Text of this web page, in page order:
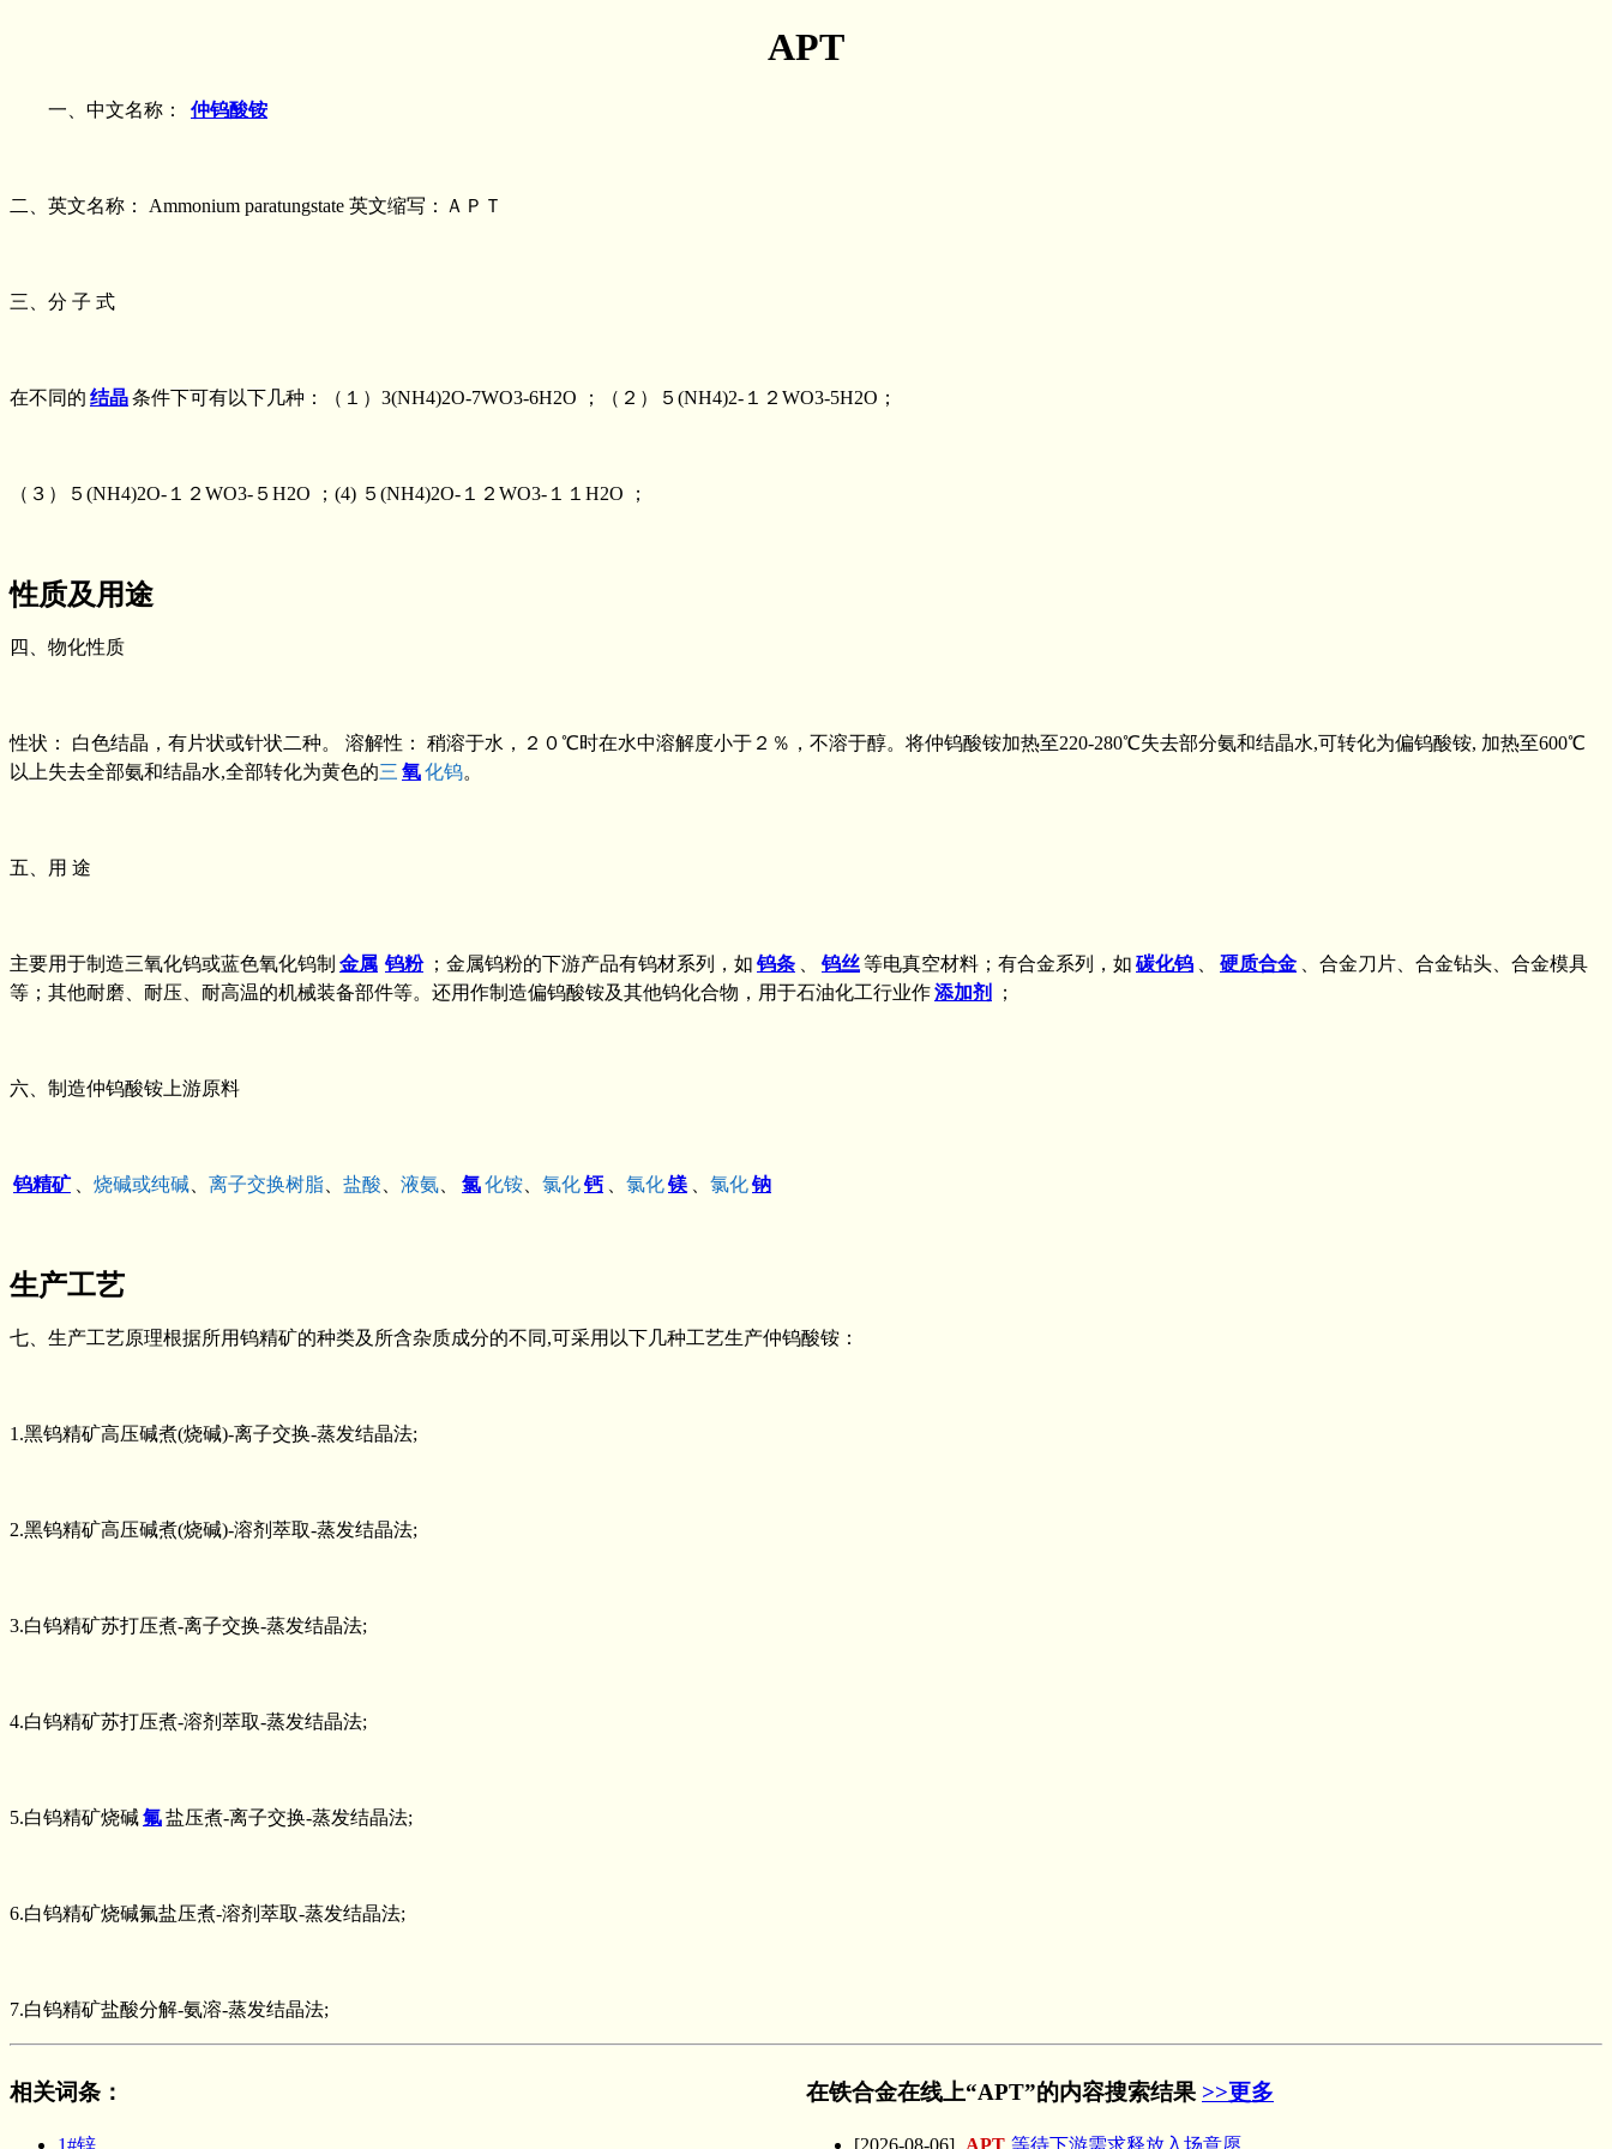
APT
一、中文名称： 仲钨酸铵
二、英文名称： Ammonium paratungstate 英文缩写：ＡＰＴ
三、分 子 式
在不同的 结晶条件下可有以下几种：（１）3(NH4)2O-7WO3-6H2O ；（２）５(NH4)2-１２WO3-5H2O；
（３）５(NH4)2O-１２WO3-５H2O ；(4) ５(NH4)2O-１２WO3-１１H2O ；
性质及用途
四、物化性质
性状： 白色结晶，有片状或针状二种。 溶解性： 稍溶于水，２０℃时在水中溶解度小于２％，不溶于醇。将仲钨酸铵加热至220-280℃失去部分氨和结晶水,可转化为偏钨酸铵, 加热至600℃
以上失去全部氨和结晶水,全部转化为黄色的三 氧化钨。
五、用 途
主要用于制造三氧化钨或蓝色氧化钨制 金属 钨粉 ；金属钨粉的下游产品有钨材系列，如 钨条 钨丝等电真空材料；有合金系列，如 碳化钨 硬质合金
、合金刀片、合金钻头、合金模具
等；其他耐磨、耐压、耐高温的机械装备部件等。还用作制造偏钨酸铵及其他钨化合物，用于石油化工行业作添加剂 ；
六、制造仲钨酸铵上游原料
钨精矿 烧碱或纯碱 离子交换树脂 盐酸 液氨 氯化铵 氯化钙 氯化镁 氯化钠
生产工艺
七、生产工艺原理根据所用钨精矿的种类及所含杂质成分的不同,可采用以下几种工艺生产仲钨酸铵：
1.黑钨精矿高压碱煮(烧碱)-离子交换-蒸发结晶法;
2.黑钨精矿高压碱煮(烧碱)-溶剂萃取-蒸发结晶法;
3.白钨精矿苏打压煮-离子交换-蒸发结晶法;
4.白钨精矿苏打压煮-溶剂萃取-蒸发结晶法;
5.白钨精矿烧碱氟盐压煮-离子交换-蒸发结晶法;
6.白钨精矿烧碱氟盐压煮-溶剂萃取-蒸发结晶法;
7.白钨精矿盐酸分解-氨溶-蒸发结晶法;
相关词条 ：
1#锌
在铁合金在线上“APT”的内容搜索结果 >>更多
[2026-08-06] APT 等待下游需求释放入场意愿